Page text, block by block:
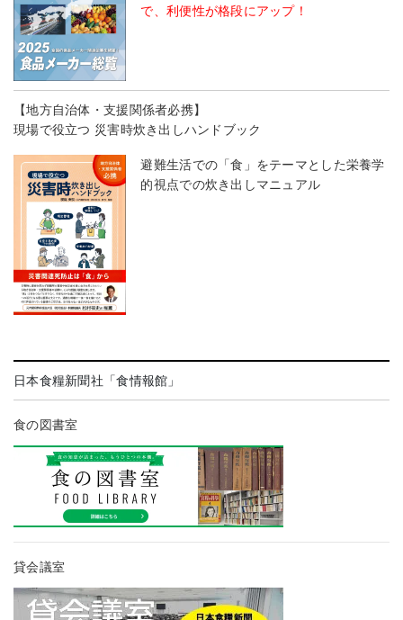
で、利便性が格段にアップ！
【地方自治体・支援関係者必携】
現場で役立つ 災害時炊き出しハンドブック
避難生活での「食」をテーマとした栄養学
的視点での炊き出しマニュアル
日本食糧新聞社「食情報館」
食の図書室
貸会議室